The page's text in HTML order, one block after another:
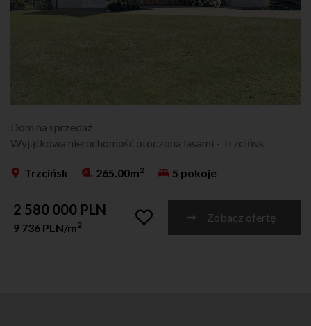
Dom na sprzedaż
Wyjątkowa nieruchomość otoczona lasami - Trzcińsk
Trzcińsk 265.00m2 5 pokoje
2 580 000 PLN
9 736 PLN/m2
Zobacz ofertę